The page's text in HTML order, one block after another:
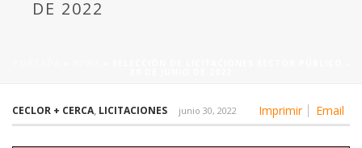
DE 2022
Imprimir Email
CECLOR + CERCA, LICITACIONES junio 30, 2022